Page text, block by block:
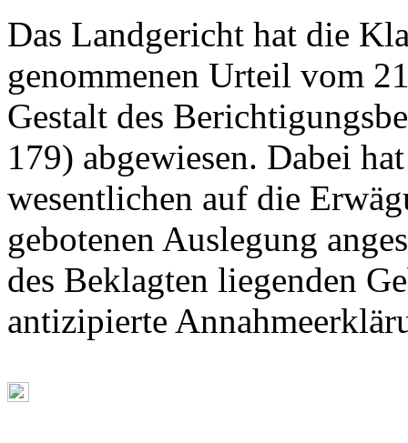
Das Landgericht hat die
genommenen Urteil vom
Gestalt des
179) abgewiesen. Dabei
wesentlichen auf die
gebotenen Auslegung
des Beklagten liegenden
antizipierte